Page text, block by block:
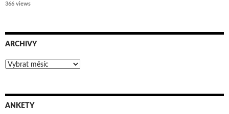
366 views
ARCHIVY
Archivy
ANKETY